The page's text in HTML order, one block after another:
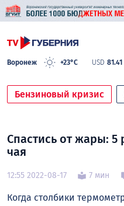
Воронеж +23°C USD 81.41
Бензиновый кризис
Спастись от жары:
чая
12:55 2022-08-17 7 мин
Когда столбики